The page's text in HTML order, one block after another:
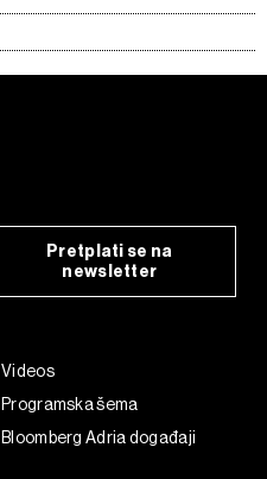
Pretplati se na
newsletter
Videos
Programska šema
Bloomberg Adria događaji